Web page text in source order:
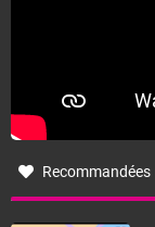
Recommandées